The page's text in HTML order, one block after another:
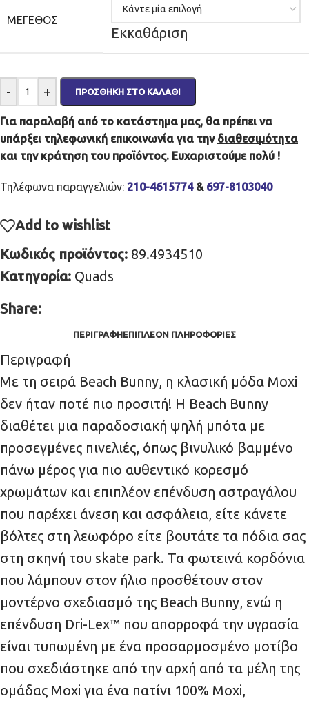
ΜΈΓΕΘΟΣ
Εκκαθάριση
- + ΠΡΟΣΘΉΚΗ ΣΤΟ ΚΑΛΆΘΙ
Για παραλαβή από το κατάστημα μας, θα πρέπει να
υπάρξει τηλεφωνική επικοινωνία για την διαθεσιμότητα
και την κράτηση του προϊόντος. Ευχαριστούμε πολύ !
Τηλέφωνα παραγγελιών: 210-4615774& 697-8103040
Add to wishlist
Κωδικός προϊόντος: 89.4934510
Κατηγορία: Quads
Share:
ΠΕΡΙΓΡΑΦΉΕΠΙΠΛΈΟΝ ΠΛΗΡΟΦΟΡΊΕΣ
Περιγραφή
Με τη σειρά Beach Bunny, η κλασική μόδα Moxi
δεν ήταν ποτέ πιο προσιτή! Η Beach Bunny
διαθέτει μια παραδοσιακή ψηλή μπότα με
προσεγμένες πινελιές, όπως βινυλικό βαμμένο
πάνω μέρος για πιο αυθεντικό κορεσμό
χρωμάτων και επιπλέον επένδυση αστραγάλου
που παρέχει άνεση και ασφάλεια, είτε κάνετε
βόλτες στη λεωφόρο είτε βουτάτε τα πόδια σας
στη σκηνή του skate park. Τα φωτεινά κορδόνια
που λάμπουν στον ήλιο προσθέτουν στον
μοντέρνο σχεδιασμό της Beach Bunny, ενώ η
επένδυση Dri-Lex™ που απορροφά την υγρασία
είναι τυπωμένη με ένα προσαρμοσμένο μοτίβο
που σχεδιάστηκε από την αρχή από τα μέλη της
ομάδας Moxi για ένα πατίνι 100% Moxi,